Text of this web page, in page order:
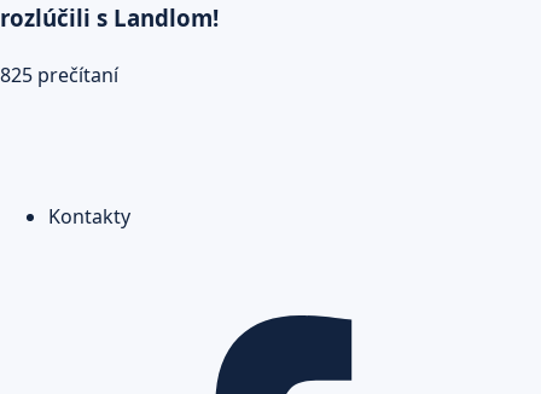
rozlúčili s Landlom!
825 prečítaní
Kontakty